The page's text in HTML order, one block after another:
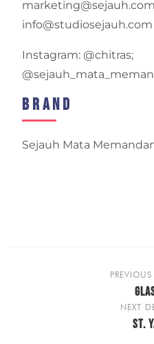
info@studiosejauh.com
Instagram: @chitras;
Brand
Sejauh Mata
NEXT
ST.